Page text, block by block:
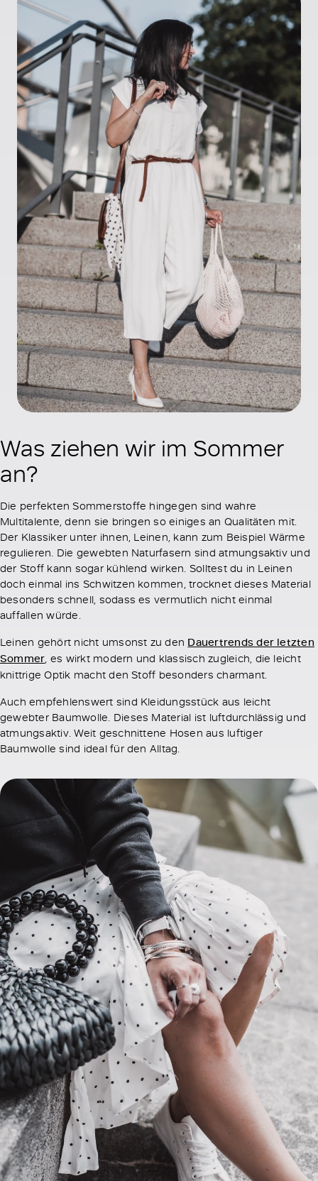
Was ziehen wir im Sommer
an?
Die perfekten Sommerstoffe hingegen sind wahre
Multitalente, denn sie bringen so einiges an Qualitäten mit.
Der Klassiker unter ihnen, Leinen, kann zum Beispiel Wärme
regulieren. Die gewebten Naturfasern sind atmungsaktiv und
der Stoff kann sogar kühlend wirken. Solltest du in Leinen
doch einmal ins Schwitzen kommen, trocknet dieses Material
besonders schnell, sodass es vermutlich nicht einmal
auffallen würde.
Leinen gehört nicht umsonst zu den Dauertrends der letzten
Sommer , es wirkt modern und klassisch zugleich, die leicht
knittrige Optik macht den Stoff besonders charmant.
Auch empfehlenswert sind Kleidungsstück aus leicht
gewebter Baumwolle. Dieses Material ist luftdurchlässig und
atmungsaktiv. Weit geschnittene Hosen aus luftiger
Baumwolle sind ideal für den Alltag.